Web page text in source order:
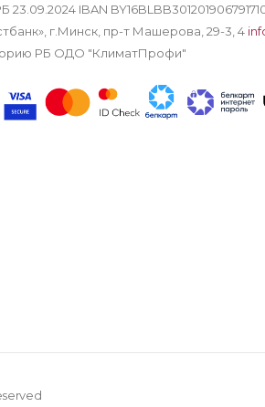
23.09.2024 IBAN
г.Минск, пр-т Машерова, 29-3, 4
РБ ОДО "КлиматПрофи"